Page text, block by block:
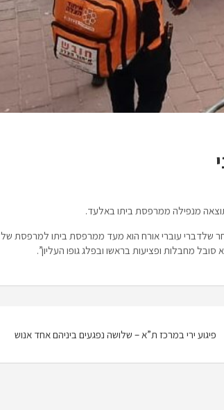
לאחר שלדברי עוברי אורח הוא מעד ממרפסת ביתו למרפסת של
פיגוע ירי במרכז ת”א – שלושה נפגעים ביניהם אחד אנוש